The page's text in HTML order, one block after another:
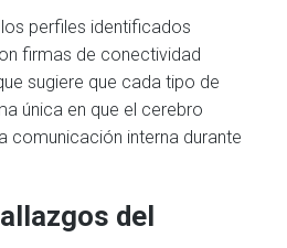
perfiles identificados
firmas de conectividad
sugiere que cada tipo de
única en que el cerebro
comunicación interna durante
del